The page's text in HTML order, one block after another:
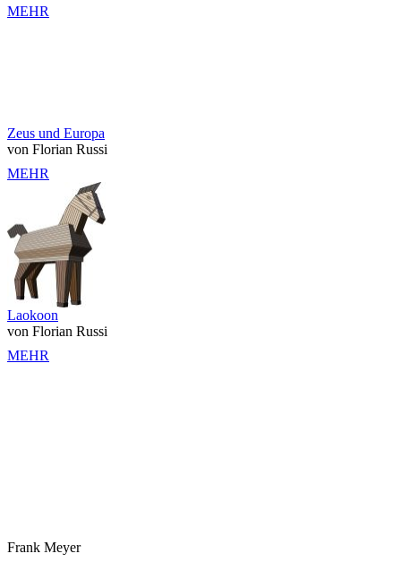
MEHR
Zeus und Europa
von Florian Russi
MEHR
Laokoon
von Florian Russi
MEHR
Frank Meyer